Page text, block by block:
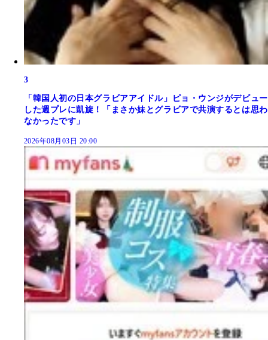
3
「韓国人初の日本グラビアアイドル」ピョ・ウンジがデビュー
した週プレに凱旋！「まさか妹とグラビアで共演するとは思わ
なかったです」
2026年08月03日 20:00